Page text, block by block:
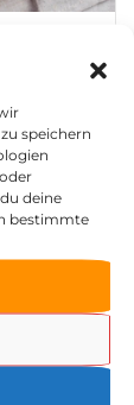
speichern
deine
bestimmte